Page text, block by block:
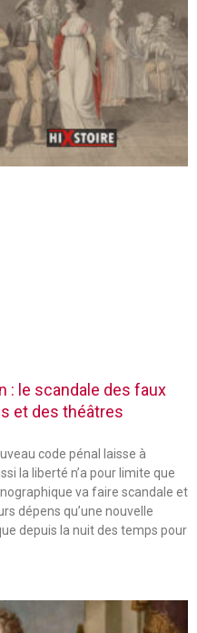
: le scandale des faux
et des théâtres
code pénal laisse à
la liberté n’a pour limite que
va faire scandale et
dépens qu’une nouvelle
depuis la nuit des temps pour